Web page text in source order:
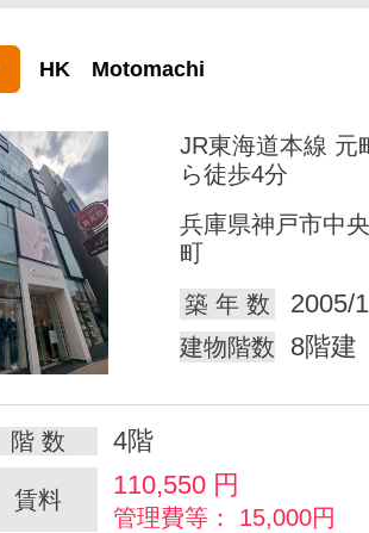
HK Motomachi
JR東海道本線 元
ら徒歩4分
兵庫県神戸市中
町
築 年 数
2005/
建物階数 8階建
階 数 4階
賃料 110,550 円
管理費等： 15,000円